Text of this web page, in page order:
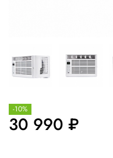
30 990 ₽
-10%